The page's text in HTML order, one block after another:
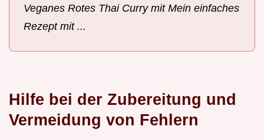
Veganes Rotes Thai Curry mit Mein einfaches
Rezept mit ...
Hilfe bei der Zubereitung und
Vermeidung von Fehlern